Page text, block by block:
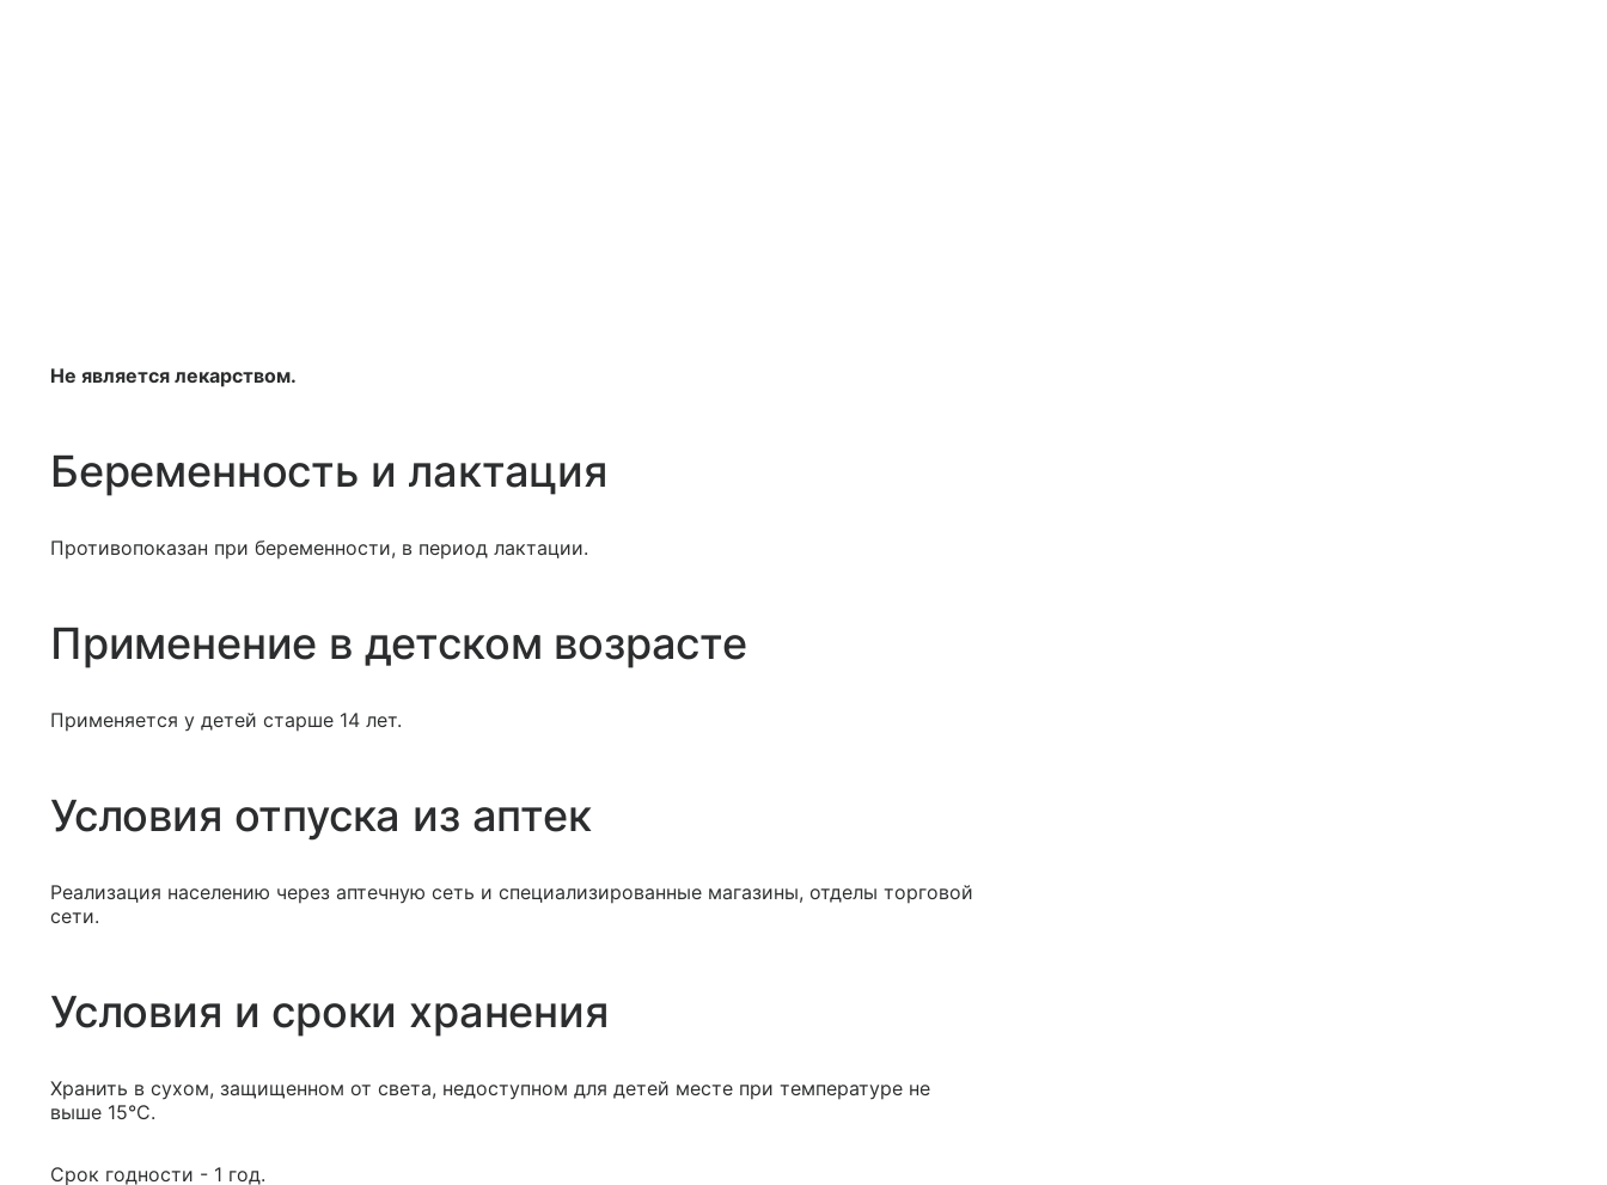
Не является лекарством.
Беременность и лактация
Противопоказан при беременности, в период лактации.
Применение в детском возрасте
Применяется у детей старше 14 лет.
Условия отпуска из аптек
Реализация населению через аптечную сеть и специализированные магазины, отделы торговой
сети.
Условия и сроки хранения
Хранить в сухом, защищенном от света, недоступном для детей месте при температуре не
выше 15°С.
Срок годности - 1 год.